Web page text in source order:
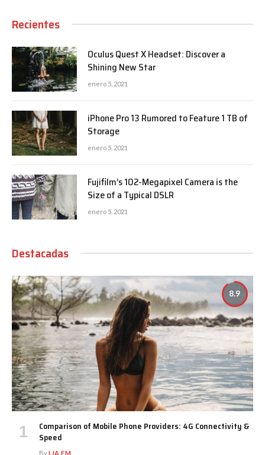
Recientes
Oculus Quest X Headset: Discover a
Shining New Star
enero 5, 2021
iPhone Pro 13 Rumored to Feature 1 TB of
Storage
enero 5, 2021
Fujifilm’s 102-Megapixel Camera is the
Size of a Typical DSLR
enero 5, 2021
Destacadas
8.9
Comparison of Mobile Phone Providers: 4G Connectivity &
Speed
ByLIA FM